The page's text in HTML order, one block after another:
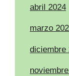
abril 2024
marzo
diciembre